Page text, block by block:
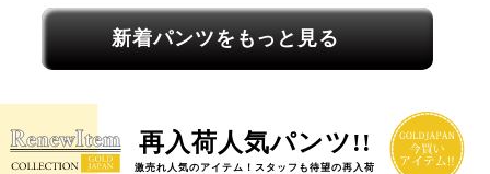
新着パンツをもっと見る
再入荷人気パンツ!!
激売れ人気のアイテム！スタッフも待望の再入荷